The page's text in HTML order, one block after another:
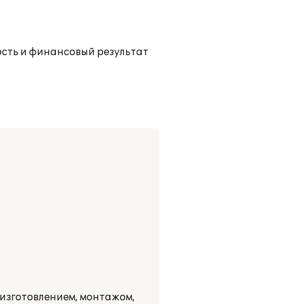
и финансовый результат
монтажом,